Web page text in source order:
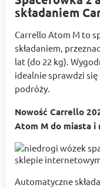
składaniem
Carrello Atom M to
składaniem,
lat (do 22 kg).
idealnie sprawdzi się
podróży.
Nowość Carrello
Atom M do miasta i
Automatyczne